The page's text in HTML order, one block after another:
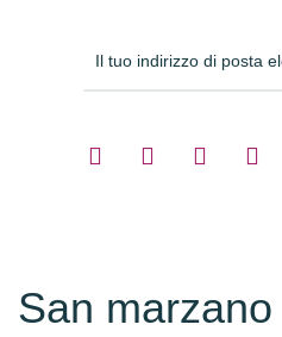
San